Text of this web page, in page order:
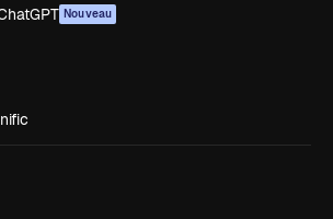
Nouveau